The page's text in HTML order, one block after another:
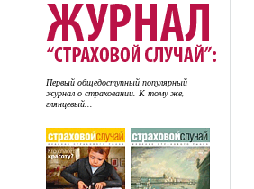
Первый общедоступный популярный
журнал о страховании. К тому же,
глянцевый...